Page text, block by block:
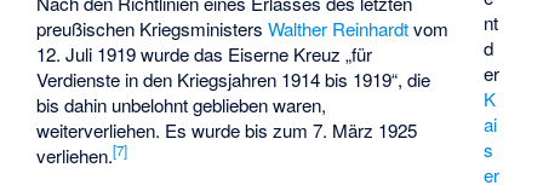
nt
d
er
K
ai
s
er
preußischen KriegsministersWalther Reinhardtvom
12. Juli 1919 wurde das Eiserne Kreuz „für
Verdienste in den Kriegsjahren 1914 bis 1919“, die
bis dahin unbelohnt geblieben waren,
weiterverliehen. Es wurde bis zum 7. März 1925
verliehen.[7]